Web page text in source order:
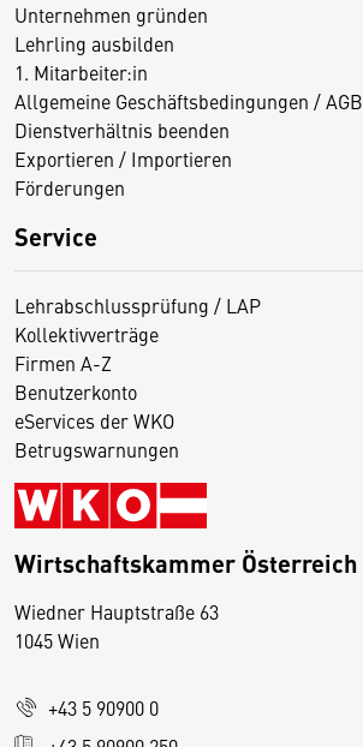
Unternehmen gründen
Lehrling ausbilden
1. Mitarbeiter:in
Allgemeine Geschäftsbedingungen / AGB
Dienstverhältnis beenden
Exportieren / Importieren
Förderungen
Service
Lehrabschlussprüfung / LAP
Kollektivverträge
Firmen A-Z
Benutzerkonto
eServices der WKO
Betrugswarnungen
Wirtschaftskammer Österreich
Wiedner Hauptstraße 63
1045 Wien
+43 5 90900 0
D
s